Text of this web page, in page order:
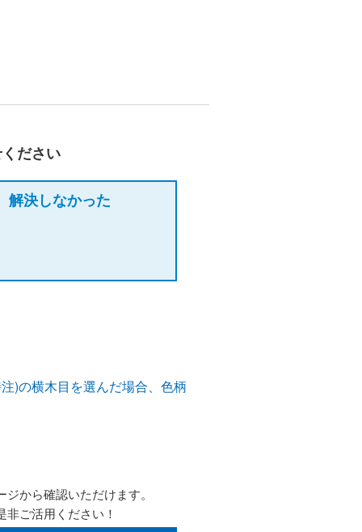
ださい
解決しなかった
)の横木目を選んだ場合、色柄
から確認いただけます。
ご活用ください！